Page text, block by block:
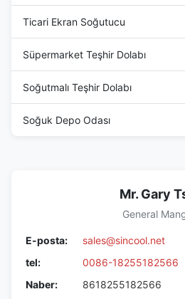
Ticari Ekran Soğutucu
Süpermarket Teşhir Dolabı
Soğutmalı Teşhir Dolabı
Soğuk Depo Odası
Mr. Gary
General
E-posta:
sales@sincool.net
tel:
0086-18255182566
Naber:
8618255182566